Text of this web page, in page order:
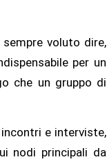
voluto dire,
per un
che un gruppo di
incontri e interviste,
nodi principali da